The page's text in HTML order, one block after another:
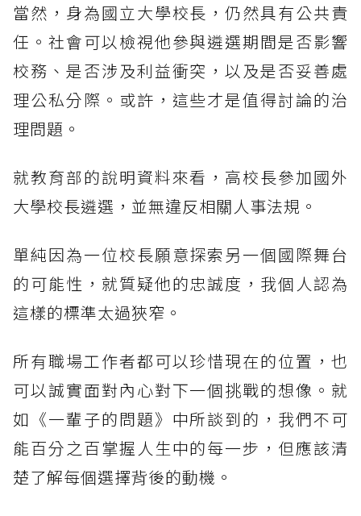
當然，身為國立大學校長，仍然具有公共責
任。社會可以檢視他參與遴選期間是否影響
校務、是否涉及利益衝突，以及是否妥善處
理公私分際。或許，這些才是值得討論的治
理問題。
就教育部的說明資料來看，高校長參加國外
大學校長遴選，並無違反相關人事法規。
單純因為一位校長願意探索另一個國際舞台
的可能性，就質疑他的忠誠度，我個人認為
這樣的標準太過狹窄。
所有職場工作者都可以珍惜現在的位置，也
可以誠實面對內心對下一個挑戰的想像。就
如《一輩子的問題》中所談到的，我們不可
能百分之百掌握人生中的每一步，但應該清
楚了解每個選擇背後的動機。